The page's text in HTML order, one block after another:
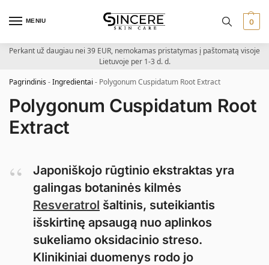
MENIU 0
Perkant už daugiau nei 39 EUR, nemokamas pristatymas į paštomatą visoje
Lietuvoje per 1-3 d. d.
Pagrindinis-Ingredientai - Polygonum Cuspidatum Root Extract
Polygonum Cuspidatum Root
Extract
Japoniškojo rūgtinio ekstraktas yra
galingas botaninės kilmės
Resveratrol šaltinis, suteikiantis
išskirtinę apsaugą nuo aplinkos
sukeliamo oksidacinio streso.
Klinikiniai duomenys rodo jo